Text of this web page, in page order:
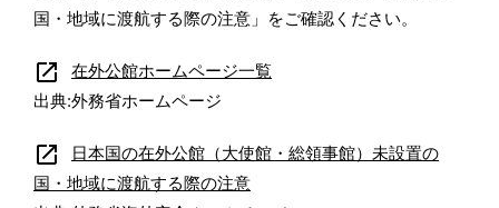
国・地域に渡航する際の注意」をご確認ください。
open_in_new
在外公館ホームページ一覧
出典:外務省ホームページ
open_in_new
日本国の在外公館（大使館・総領事館）未設置の
国・地域に渡航する際の注意